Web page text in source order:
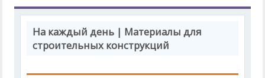
На каждый день | Материалы для
строительных конструкций